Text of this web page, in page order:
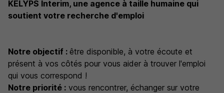
KELYPS Interim, une agence à taille humaine qui
soutient votre recherche d'emploi
Notre objectif : être disponible, à votre écoute et
présent à vos côtés pour vous aider à trouver l'emploi
qui vous correspond !
Notre priorité : vous rencontrer, échanger sur votre